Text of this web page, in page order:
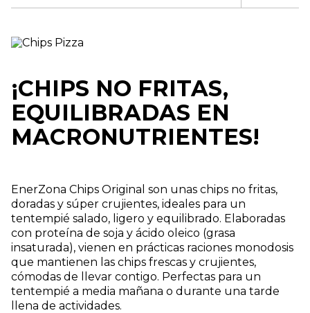
¡CHIPS NO FRITAS,
EQUILIBRADAS EN
MACRONUTRIENTES!
EnerZona Chips Original son unas chips no fritas,
doradas y súper crujientes, ideales para un
tentempié salado, ligero y equilibrado. Elaboradas
con proteína de soja y ácido oleico (grasa
insaturada), vienen en prácticas raciones monodosis
que mantienen las chips frescas y crujientes,
cómodas de llevar contigo. Perfectas para un
tentempié a media mañana o durante una tarde
llena de actividades.